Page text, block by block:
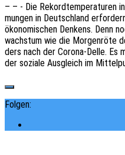
– – - Die Rekord­tem­pe­ra­tu­ren
mun­gen in Deutsch­land
ökono­mi­schen Denkens. Denn
wachs­tum wie die Morgen­rö­te
ders nach der Corona-Delle. Es
der sozia­le Ausgleich im
Folgen: